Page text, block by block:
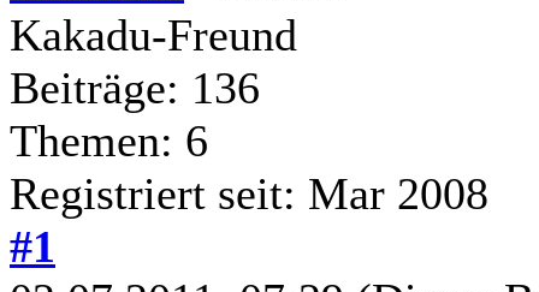
Kakadu-Freund
Beiträge: 136
Themen: 6
Registriert seit: Mar 2008
#1